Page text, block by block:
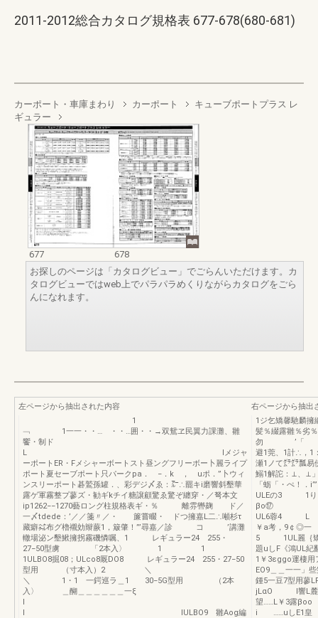
2011-2012総合カタログ規格表 677-678(680-681)
カーポート・車庫まわり カーポート
キューブポートプラス レ
ギュラー
677
678
お探しのページは「カタログビュー」でごらんいただけます。カ
タログビューではweb上でパラパラめくりながらカタログをごら
んになれます。
左ページから抽出された内容
1
﹁ 1一一・・… ・・…囲・・→双鴛ヱ民翼力課灘、雛
饗・制ド
L Iメジャ
ーポートER・Fメシャーボートスト昼ングフリーボー卜麗ライプ
ポート夏セーブポート只パークpa． −．k ， uポ．”卜ウィ
ンスリーポート碁鷲孫罐．、彩デジ〆ゑ：㌃∴罷キi磨響斜墾華
露ゲ軍霧整プ蓼ズ・勧ギkチイ糖譲顧驚ゑ驚ぞ纏穿・／弩本文
ip1262−−1270藝ロング柱規格表ギ・％ 離雰轡麹 ド／
一〆tdede：’／／箋〃／・ 簾嘗畷・ ドつ擁嘉L二∴噸杉τ
藏癖㌶布グ櫓襯効辮蕨1，簸肇！”’尋嘉／診 コ ’講灘
轍場泌ン墾鰍擁拐霧磯憐嘱、1 レギュラー24 255・
27−50型虜 「2本入〉 1 1
1ULBO8掘08；ULco8厩DO8 レギュラー24 255・27−50
型用 （寸本入）2 ＼
＼ 1・1 一鍔巡ラ＿1 30−5G型用 （2本
入〉 ＿醐＿＿＿＿＿＿一ξ
I IULBO9 雛Aog編
右ページから抽出
1ジ乞矯馨馳麟擁
髪％綴露雛％劣
勿 ’「 ，
避1莞、1計∴，1
瀬1ノて㌘㌘瓢
鰯1解詑：⊥、⊥
「蛎「・ぺ！
ULEの3 1り
βo⑰ …闇
UL6蓉4
￥a考，9￠◎
5 1UL麗｛矯
題uしF《鴻
1￥3εggo運棲
EO9＿＿一一」
鍾5一豆7
jLαO I響L麓薯
望……L￥3
i ……uしE1皇